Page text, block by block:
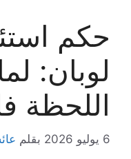
حكم
لوبان:
اللحظة
6 يوليو 2026 بقلم